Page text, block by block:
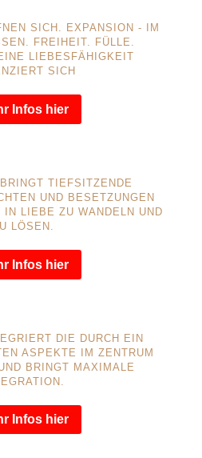
SICH. EXPANSION - IM
FREIHEIT. FÜLLE. M
LIEBESFÄHIGKEIT P
SICH
Infos hier
TIEFSITZENDE
UND BESETZUNGEN
LIEBE ZU WANDELN UND
LÖSEN.
Infos hier
DIE DURCH EIN
ASPEKTE IM ZENTRUM
BRINGT MAXIMALE
Infos hier